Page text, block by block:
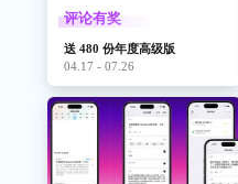
评论有奖
送 480 份年度高级版
04.17 - 07.26